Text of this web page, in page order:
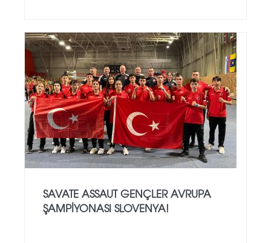
SAVATE ASSAUT GENÇLER AVRUPA
ŞAMPİYONASI SLOVENYA!